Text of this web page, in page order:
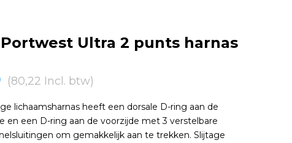
Portwest Ultra 2 punts harnas
(80,22 Incl. btw)
lichaamsharnas heeft een dorsale D-ring aan de
en een D-ring aan de voorzijde met 3 verstelbare
om gemakkelijk aan te trekken. Slijtage